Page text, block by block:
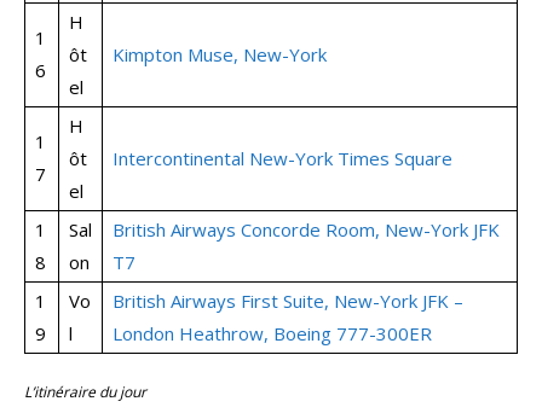
1
6
H
ôt
el
Kimpton Muse, New-York
1
7
H
ôt
el
Intercontinental New-York Times Square
1
8
Sal
on
British Airways Concorde Room, New-York JFK
T7
1
9
Vo
l
British Airways First Suite, New-York JFK –
London Heathrow, Boeing 777-300ER
L’itinéraire du jour